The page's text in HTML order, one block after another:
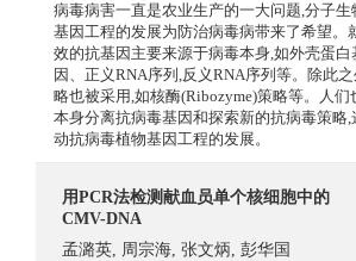
病毒病害一直是农业生产的一大问题,分子生
基因工程的发展为防治病毒病带来了希望。
效的抗基因主要来源于病毒本身,如外壳蛋
因、正义RNA序列,反义RNA序列等。除此
略也被采用,如核酶(Ribozyme)策略等。人们
本身分离抗病毒基因和探索新的抗病毒策略
动抗病毒植物基因工程的发展。
用PCR法检测献血员单个核细胞中的
CMV-DNA
孟潞英, 周宗海,张文炳,彭华国